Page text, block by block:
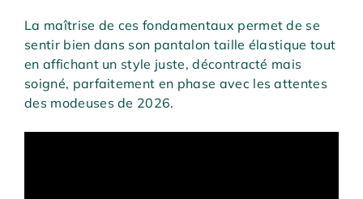
La maîtrise de ces fondamentaux permet de se
sentir bien dans son pantalon taille élastique tout
en affichant un style juste, décontracté mais
soigné, parfaitement en phase avec les attentes
des modeuses de 2026.